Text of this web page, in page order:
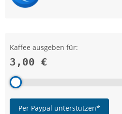
Kaffee ausgeben für:
3,00 €
Per Paypal unterstützen*